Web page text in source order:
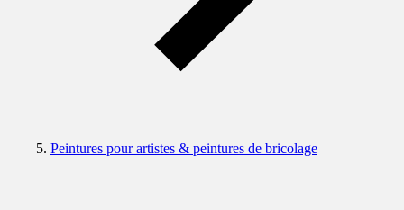
Peintures pour artistes & peintures de bricolage